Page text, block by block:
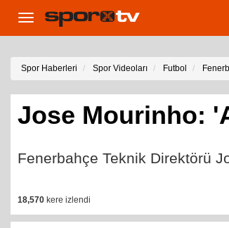
Toggle
navigation
Spor Haberleri Spor Videoları Futbol
Jose Mourinho:
Fenerbahçe Teknik Direktörü
18,570 kere izlendi